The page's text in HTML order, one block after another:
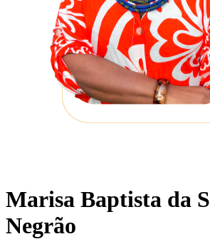
Marisa Baptista da
Negrão